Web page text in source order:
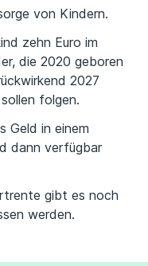
von Kindern.
zehn Euro im
die 2020 geboren
2027
folgen.
Geld in einem
dann verfügbar
gibt es noch
werden.